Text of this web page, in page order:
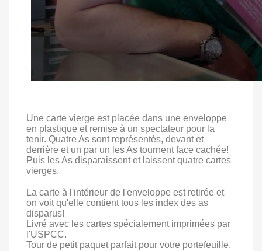
Une carte vierge est placée dans une enveloppe
en plastique et remise à un spectateur pour la
tenir. Quatre As sont représentés, devant et
derrière et un par un les As tournent face cachée!
Puis les As disparaissent et laissent quatre cartes
vierges.
La carte à l'intérieur de l'enveloppe est retirée et
on voit qu'elle contient tous les index des as
disparus!
Livré avec les cartes spécialement imprimées par
l'USPCC.
Tour de petit paquet parfait pour votre portefeuille.